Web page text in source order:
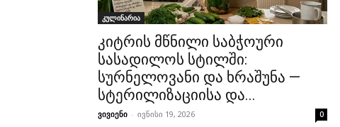
კულინარია
კიტრის მწნილი საბჭოური
სასადილოს სტილში:
სურნელოვანი და ხრაშუნა —
სტერილიზაციისა და...
ვივიენი - ივნისი 19, 2026 0